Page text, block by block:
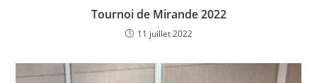
Tournoi de Mirande 2022
11 juillet 2022